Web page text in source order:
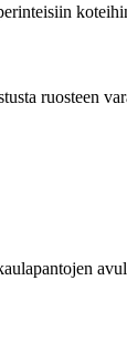
ruosteen